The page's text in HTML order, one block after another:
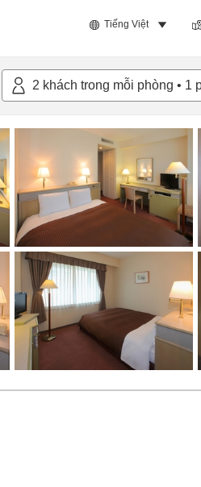
Tiếng Việt
2 khách trong mỗi phòng • 1